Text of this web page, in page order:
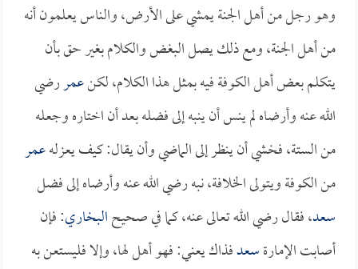
وهو رجل من أهل الجنة يمشي على الأرض، والناس يعلمون أنه
من أهل الجنة، ومع ذلك يصل البغض والكلام بغير حق بأن
يتكلم بعض أهل الكوفة فيه بمثل هذا الكلام، لكنعمررضي
الله عنه وأرضاه لم ينس أن ينبه إلى فضله بعد أن اختاره وجعله
من الستة، فخشي أن ينظر إلى الماضي وأن يقال: كيف يعزلهعمر
من الكوفة ويتولى الخلافة، نبه رضي الله عنه وأرضاه إلى فضل
سعد، فقال رضي الله تعالى عنه، كما في صحيحالبخاري: فإن
أصابت الإمارةسعدفذاك يعني: فهو أهل لها، وإلا فليستعن به